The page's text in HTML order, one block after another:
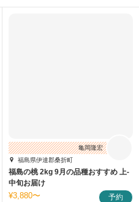
福島の桃 2kg 9月の品種おすすめ 上-
中旬お届け
3,880〜 予約
亀岡隆宏
福島県伊達郡桑折町